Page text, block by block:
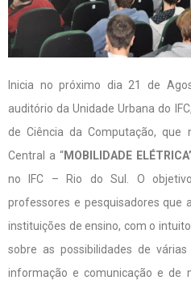
Inicia no próximo dia 21 de
auditório da Unidade Urbana do
de Ciência da Computação,
Central a “MOBILIDADE
no IFC – Rio do Sul. O
professores e pesquisadores que
instituições de ensino, com o
sobre as possibilidades de
informação e comunicação e de